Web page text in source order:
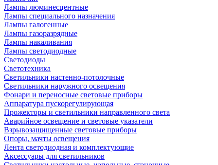
Лампы люминесцентные
Лампы специального назначения
Лампы галогенные
Лампы газоразрядные
Лампы накаливания
Лампы светодиодные
Светодиоды
Светотехника
Светильники настенно-потолочные
Светильники наружного освещения
Фонари и переносные световые приборы
Аппаратура пускорегулирующая
Прожекторы и светильники направленного света
Аварийное освещение и световые указатели
Взрывозащищенные световые приборы
Опоры, мачты освещения
Лента светодиодная и комплектующие
Аксессуары для светильников